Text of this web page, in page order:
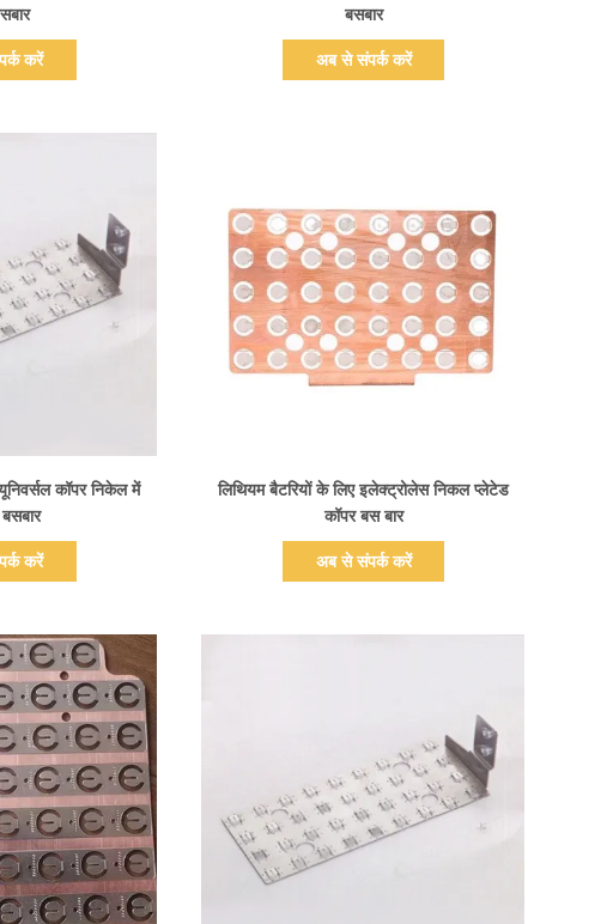
करें
बसबार
अब से संपर्क करें
विवरण
कॉपर निकेल में
करें
प्रदर्शन का विवरण
लिथियम बैटरियों के लिए इलेक्ट्रोलेस निकल प्लेटेड
कॉपर बस बार
अब से संपर्क करें